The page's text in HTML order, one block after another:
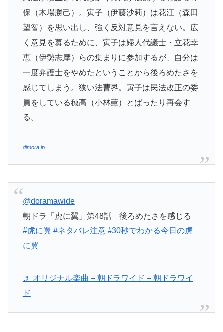
保（木場勝己）。寅子（伊藤沙莉）は花江（森田
望智）を思い出し、強く反対意見を言えない。広
く意見を募るために、寅子は婦人代議士・立花幸
恵（伊勢志摩）らの集まりに参加するが、自分は
一度弁護士をやめたということから後ろめたさを
感じてしまう。狭い法曹界。寅子は民法改正の委
員をしている穂高（小林薫）とばったり再会す
る。
dimora.jp
@doramawide
朝ドラ「虎に翼」第48話 後ろめたさを感じる
#虎に翼 #ネタバレ注意 #30秒でわかる今日の虎
に翼
♬ オリジナル楽曲 – 朝ドラワイド – 朝ドラワイ
ド